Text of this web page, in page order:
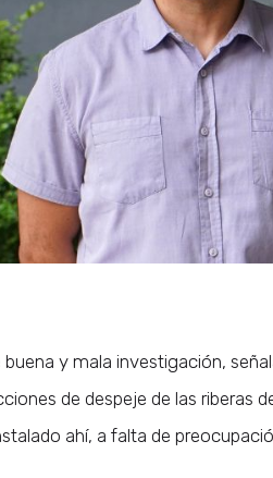
buena y mala investigación,
de despeje de las riberas
ahí, a falta de